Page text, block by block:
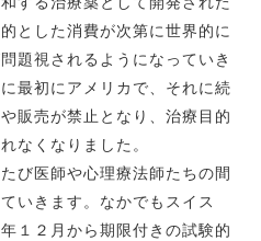
とした消費が次第に世界的に
題視されるようになっていき
最初にアメリカで、それに続
販売が禁止となり、治療目的
なくなりました。
び医師や心理療法師たちの間
いきます。なかでもスイス
１２月から期限付きの試験的